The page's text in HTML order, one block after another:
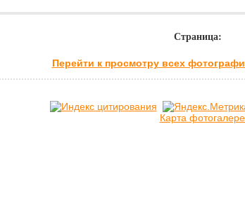
Страница:
Перейти к просмотру всех
Карта